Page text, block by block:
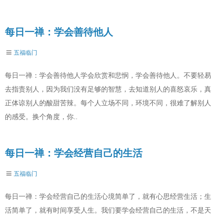
每日一禅：学会善待他人
五福临门
每日一禅：学会善待他人学会欣赏和悲悯，学会善待他人。不要轻易
去指责别人，因为我们没有足够的智慧，去知道别人的喜怒哀乐，真
正体谅别人的酸甜苦辣。每个人立场不同，环境不同，很难了解别人
的感受。换个角度，你..
每日一禅：学会经营自己的生活
五福临门
每日一禅：学会经营自己的生活心境简单了，就有心思经营生活；生
活简单了，就有时间享受人生。我们要学会经营自己的生活，不是天